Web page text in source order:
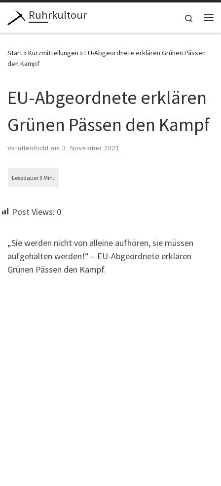
Zum Inhalt springen
Ruhrkultour
Search
Start»Kurzmitteilungen »EU-Abgeordnete erklären Grünen Pässen
den Kampf
EU-Abgeordnete erklären
Grünen Pässen den Kampf
Veröffentlicht am 3. November 2021
Post Views: 0
„Sie werden nicht von alleine aufhören, sie müssen
aufgehalten werden!“ – EU-Abgeordnete erklären
Grünen Pässen den Kampf.